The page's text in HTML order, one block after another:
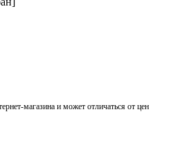
магазина и может отличаться от цен